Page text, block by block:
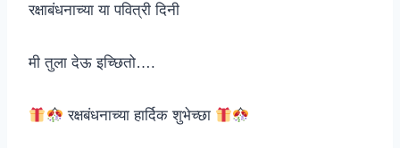
रक्षाबंधनाच्या या पवित्री दिनी
मी तुला देऊ इच्छितो….
रक्षबंधनाच्या हार्दिक शुभेच्छा